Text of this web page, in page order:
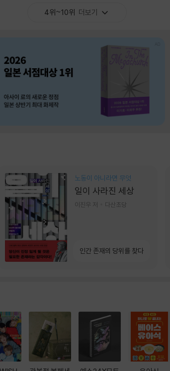
4위~10위 더보기
노동이 아니라면 무엇
일이 사라진 세상
이진우 저 다산초당
인간 존재의 당위를 찾다